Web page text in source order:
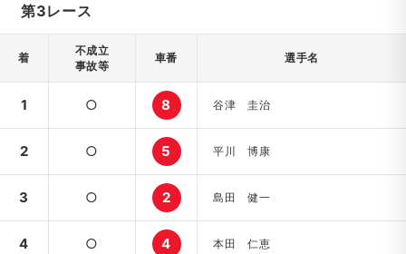
第3レース
着
不成立
事故等
車番 選手名
1 ○ 8 谷津 圭治
2 ○ 5 平川 博康
3 ○ 2 島田 健一
4 ○ 4 本田 仁恵